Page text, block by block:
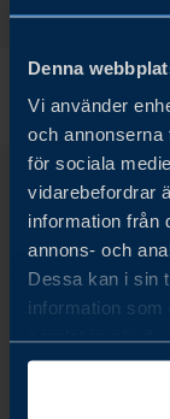
Denna
Vi använder
och annonserna
för sociala
vidarebefordrar
information från
annons- och
Dessa kan i sin
information som
samlat in när du